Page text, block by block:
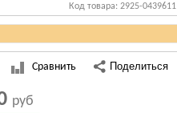
Код товара: 2925-0439611
Сравнить
руб